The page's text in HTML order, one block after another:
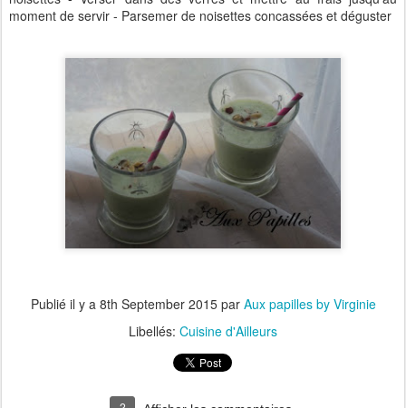
moment de servir - Parsemer de noisettes concassées et déguster
Publié il y a 8th September 2015par Aux papilles by Virginie
Libellés: Cuisine d'Ailleurs